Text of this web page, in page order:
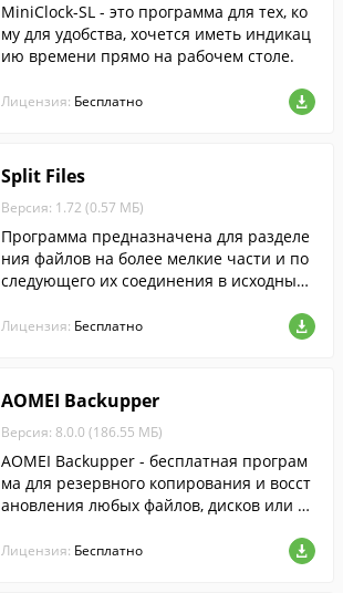
MiniClock-SL - это программа для тех, ко
му для удобства, хочется иметь индикац
ию времени прямо на рабочем столе.
Лицензия: Бесплатно
Split Files
Версия: 1.72 (0.57 МБ)
Программа предназначена для разделе
ния файлов на более мелкие части и по
следующего их соединения в исходный
и загрузке файлов на сервер, который о
раничивает объем принимаемых файло
Лицензия: Бесплатно
AOMEI Backupper
Версия: 8.0.0 (186.55 МБ)
AOMEI Backupper - бесплатная програм
ма для резервного копирования и восст
ановления любых файлов, дисков или р
Лицензия: Бесплатно